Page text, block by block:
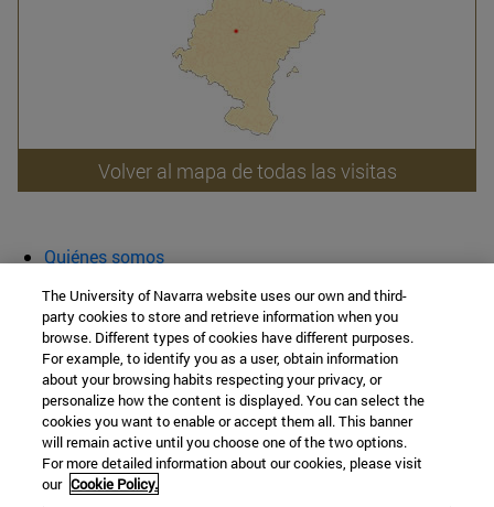
Volver al mapa de todas las visitas
Quiénes somos
Aula abierta
Cátedra de Patrimonio y Arte Navarro
Facultad de Filosofía y Letras
Campus Universitario s/n
The University of Navarra website uses our own and third-
party cookies to store and retrieve information when you
browse. Different types of cookies have different purposes.
For example, to identify you as a user, obtain information
about your browsing habits respecting your privacy, or
personalize how the content is displayed. You can select the
cookies you want to enable or accept them all. This banner
will remain active until you choose one of the two options.
For more detailed information about our cookies, please visit
our Cookie Policy.